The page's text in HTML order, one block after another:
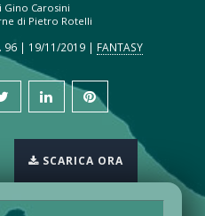
Gino Carosini
di Pietro Rotelli
96 | 19/11/2019 | FANTASY
SCARICA ORA